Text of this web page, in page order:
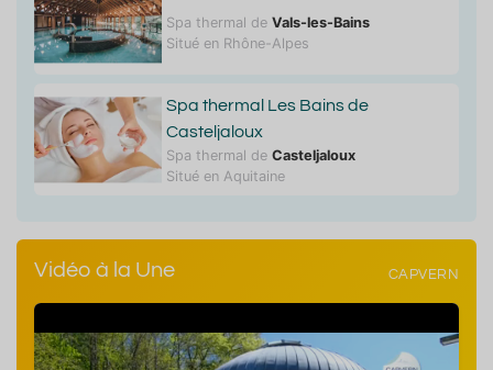
Spa thermal de Vals-les-Bains
Situé en Rhône-Alpes
Spa thermal Les Bains de
Casteljaloux
Spa thermal de Casteljaloux
Situé en Aquitaine
Vidéo à la Une CAPVERN